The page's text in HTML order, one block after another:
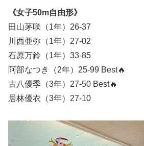
《女子50m自由形》
田山茅咲（1年）26-37
川西亜弥（1年）27-02
石原万鈴（1年）33-85
阿部なつき（2年）25-99 Best🔥
古八優季（3年）27-50 Best🔥
居林優衣（3年）27-10